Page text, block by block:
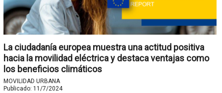
La ciudadanía europea muestra una actitud positiva
hacia la movilidad eléctrica y destaca ventajas como
los beneficios climáticos
MOVILIDAD URBANA
Publicado: 11/7/2024